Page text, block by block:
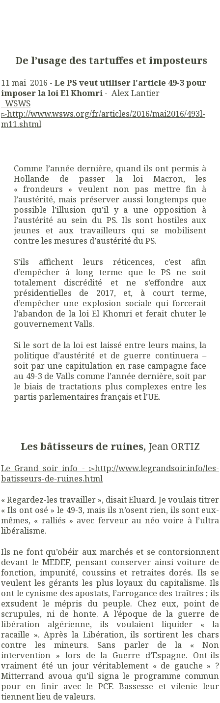
De l’usage des tartuffes et imposteurs
11 mai 2016 - Le PS veut utiliser l'article 49-3 pour
imposer la loi El Khomri - Alex Lantier
WSWS
▻http://www.wsws.org/fr/articles/2016/mai2016/493l-
m11.shtml
Comme l’année dernière, quand ils ont permis à
Hollande de passer la loi Macron, les
« frondeurs » veulent non pas mettre fin à
l’austérité, mais préserver aussi longtemps que
possible l’illusion qu’il y a une opposition à
l’austérité au sein du PS. Ils sont hostiles aux
jeunes et aux travailleurs qui se mobilisent
contre les mesures d’austérité du PS.
S’ils affichent leurs réticences, c’est afin
d’empêcher à long terme que le PS ne soit
totalement discrédité et ne s’effondre aux
présidentielles de 2017, et, à court terme,
d’empêcher une explosion sociale qui forcerait
l’abandon de la loi El Khomri et ferait chuter le
gouvernement Valls.
Si le sort de la loi est laissé entre leurs mains, la
politique d’austérité et de guerre continuera –
soit par une capitulation en rase campagne face
au 49-3 de Valls comme l’année dernière, soit par
le biais de tractations plus complexes entre les
partis parlementaires français et l’UE.
Les bâtisseurs de ruines, Jean ORTIZ
Le Grand soir info - ▻http://www.legrandsoir.info/les-
batisseurs-de-ruines.html
« Regardez-les travailler », disait Eluard. Je voulais titrer
« Ils ont osé » le 49-3, mais ils n’osent rien, ils sont eux-
mêmes, « ralliés » avec ferveur au néo voire à l’ultra
libéralisme.
Ils ne font qu’obéir aux marchés et se contorsionnent
devant le MEDEF, pensant conserver ainsi voiture de
fonction, impunité, coussins et retraites dorés. Ils se
veulent les gérants les plus loyaux du capitalisme. Ils
ont le cynisme des apostats, l’arrogance des traîtres ; ils
exsudent le mépris du peuple. Chez eux, point de
scrupules, ni de honte. A l’époque de la guerre de
libération algérienne, ils voulaient liquider « la
racaille ». Après la Libération, ils sortirent les chars
contre les mineurs. Sans parler de la « Non
intervention » lors de la Guerre d’Espagne. Ont-ils
vraiment été un jour véritablement « de gauche » ?
Mitterrand avoua qu’il signa le programme commun
pour en finir avec le PCF. Bassesse et vilenie leur
tiennent lieu de valeurs.